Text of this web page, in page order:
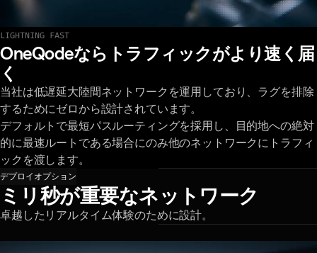
最新のデプロイメントを見る
LIGHTNING FAST
OneQodeならトラフィックがより速く届
く
当社は低遅延大陸間ネットワークを運用しており、ラグを排除
するためにゼロから設計されています。
デフォルトで最短パスルーティングを採用し、目的地への絶対
的に最速ルートである場合にのみ他のネットワークにトラフィ
ックを渡します。
デプロイオプション
ミリ秒が重要なネットワーク
卓越したリアルタイム体験のために設計。